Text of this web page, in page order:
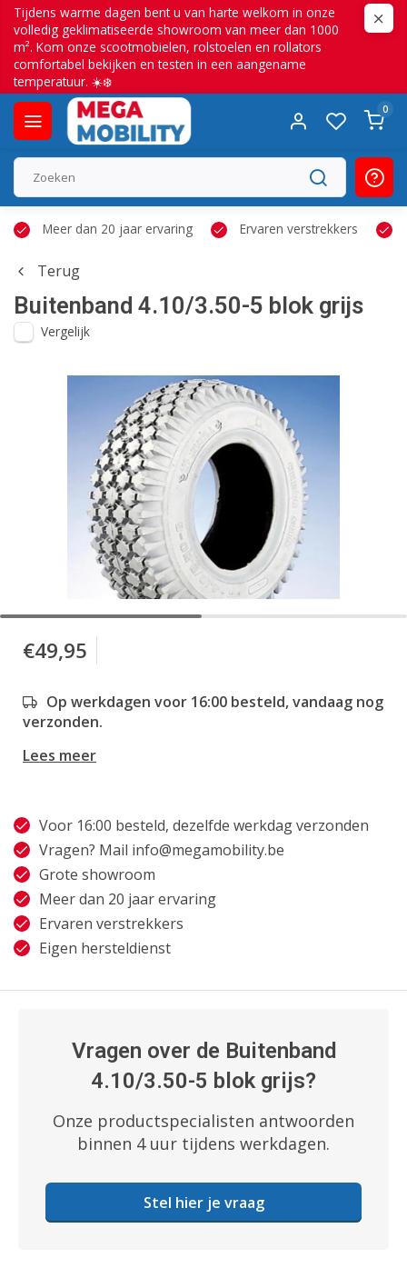
Tijdens warme dagen bent u van harte welkom in onze
volledig geklimatiseerde showroom van meer dan 1000
m². Kom onze scootmobielen, rolstoelen en rollators
comfortabel bekijken en testen in een aangename
temperatuur. ☀️❄️
0
Meer dan 20 jaar ervaring Ervaren verstrekkers
Terug
Buitenband 4.10/3.50-5 blok grijs
Vergelijk
€49,95
Op werkdagen voor 16:00 besteld, vandaag nog
verzonden.
Lees meer
Voor 16:00 besteld, dezelfde werkdag verzonden
Vragen? Mail info@megamobility.be
Grote showroom
Meer dan 20 jaar ervaring
Ervaren verstrekkers
Eigen hersteldienst
Vragen over de Buitenband
4.10/3.50-5 blok grijs?
Onze productspecialisten antwoorden
binnen 4 uur tijdens werkdagen.
Stel hier je vraag